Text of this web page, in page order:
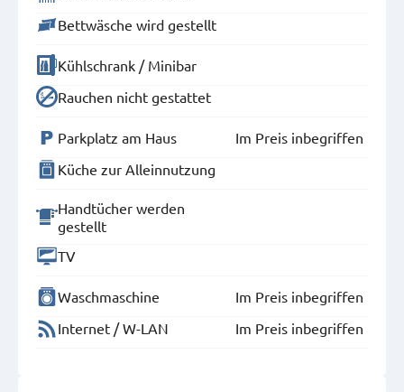
Bettwäsche wird gestellt
Kühlschrank / Minibar
Rauchen nicht gestattet
Parkplatz am Haus
Im Preis inbegriffen
Küche zur Alleinnutzung
Handtücher werden
gestellt
TV
Waschmaschine
Im Preis inbegriffen
Internet / W-LAN
Im Preis inbegriffen